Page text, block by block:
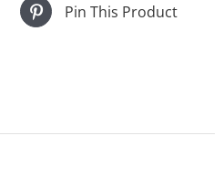
Pin This Product